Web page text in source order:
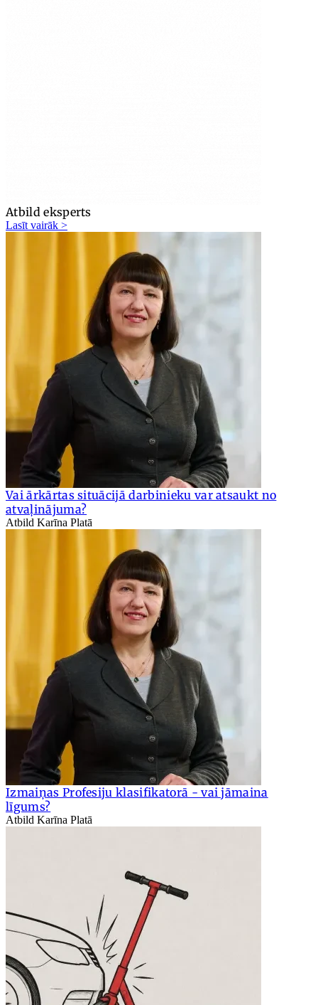
Atbild eksperts
Lasīt vairāk >
Vai ārkārtas situācijā darbinieku var atsaukt no
atvaļinājuma?
Atbild Karīna Platā
Izmaiņas Profesiju klasifikatorā - vai jāmaina
līgums?
Atbild Karīna Platā